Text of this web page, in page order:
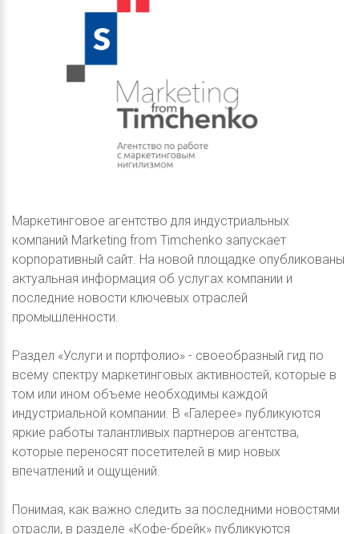
Маркетинговое агентство для индустриальных
компаний Marketing from Timchenko запускает
корпоративный сайт. На новой площадке опубликованы
актуальная информация об услугах компании и
последние новости ключевых отраслей
промышленности.
Раздел «Услуги и портфолио» - своеобразный гид по
всему спектру маркетинговых активностей, которые в
том или ином объеме необходимы каждой
индустриальной компании. В «Галерее» публикуются
яркие работы талантливых партнеров агентства,
которые переносят посетителей в мир новых
впечатлений и ощущений.
Понимая, как важно следить за последними новостями
отрасли, в разделе «Кофе-брейк» публикуются